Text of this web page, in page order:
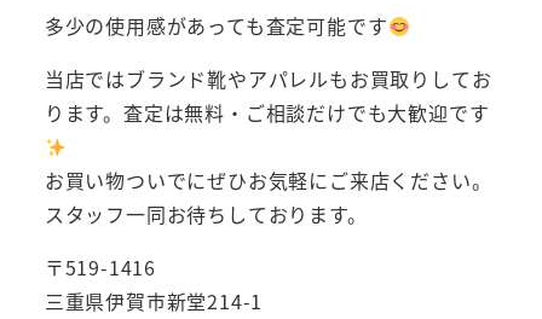
多少の使用感があっても査定可能です
当店ではブランド靴やアパレルもお買取りしてお
ります。査定は無料・ご相談だけでも大歓迎です
お買い物ついでにぜひお気軽にご来店ください。
スタッフ一同お待ちしております。
〒519-1416
三重県伊賀市新堂214-1